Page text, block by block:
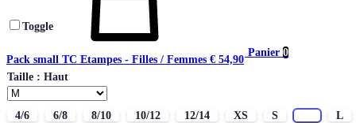
Panier 0
Toggle
Pack small TC Etampes - Filles / Femmes € 54,90
Taille : Haut
4/6 6/8 8/10 10/12 12/14 XS S
L